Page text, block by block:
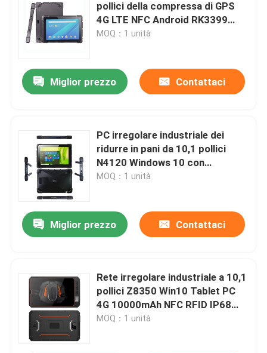
pollici della compressa di GPS
4G LTE NFC Android RK3399
IP67 con RS232 COM
MOQ：1 unità
Miglior prezzo Contattaci
PC irregolare industriale dei
ridurre in pani da 10,1 pollici
N4120 Windows 10 con
l'impronta digitale del touch
MOQ：1 unità
Miglior prezzo Contattaci
Rete irregolare industriale a 10,1
pollici Z8350 Win10 Tablet PC
4G 10000mAh NFC RFID IP68
impermeabile
MOQ：1 unità